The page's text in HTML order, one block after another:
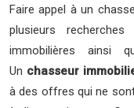
Faire appel à un
plusieurs
immobilières ainsi
Un chasseur
à des offres qui ne